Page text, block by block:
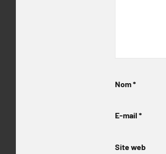
Nom*
E-mail *
Site web